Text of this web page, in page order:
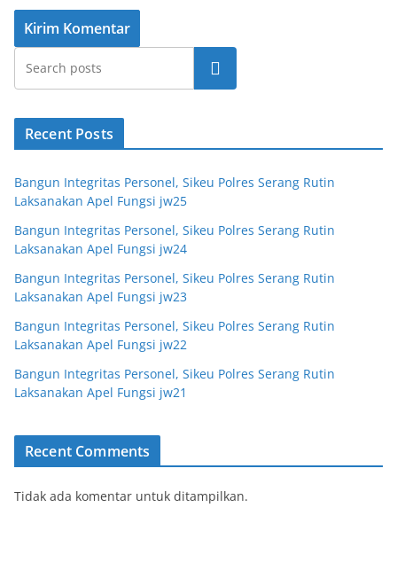
Cari
Recent Posts
Bangun Integritas Personel, Sikeu Polres Serang Rutin
Laksanakan Apel Fungsi jw25
Bangun Integritas Personel, Sikeu Polres Serang Rutin
Laksanakan Apel Fungsi jw24
Bangun Integritas Personel, Sikeu Polres Serang Rutin
Laksanakan Apel Fungsi jw23
Bangun Integritas Personel, Sikeu Polres Serang Rutin
Laksanakan Apel Fungsi jw22
Bangun Integritas Personel, Sikeu Polres Serang Rutin
Laksanakan Apel Fungsi jw21
Recent Comments
Tidak ada komentar untuk ditampilkan.